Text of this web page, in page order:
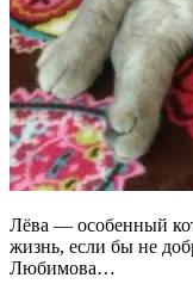
Лёва — особенный
жизнь, если бы не
Любимова…